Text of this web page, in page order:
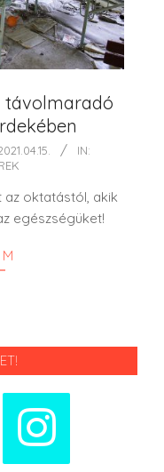
távolmaradó
IN:
az oktatástól, akik
egészségüket!